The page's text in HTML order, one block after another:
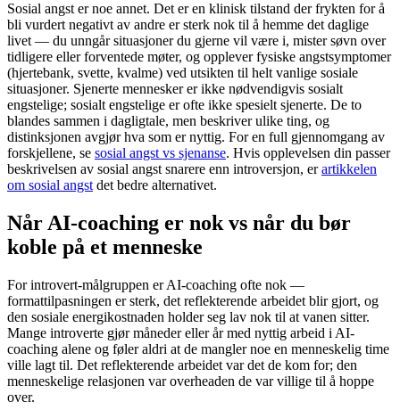
Sosial angst er noe annet. Det er en klinisk tilstand der frykten for å
bli vurdert negativt av andre er sterk nok til å hemme det daglige
livet — du unngår situasjoner du gjerne vil være i, mister søvn over
tidligere eller forventede møter, og opplever fysiske angstsymptomer
(hjertebank, svette, kvalme) ved utsikten til helt vanlige sosiale
situasjoner. Sjenerte mennesker er ikke nødvendigvis sosialt
engstelige; sosialt engstelige er ofte ikke spesielt sjenerte. De to
blandes sammen i dagligtale, men beskriver ulike ting, og
distinksjonen avgjør hva som er nyttig. For en full gjennomgang av
forskjellene, se sosial angst vs sjenanse. Hvis opplevelsen din passer
beskrivelsen av sosial angst snarere enn introversjon, erartikkelen
om sosial angst det bedre alternativet.
Når AI-coaching er nok vs når du bør
koble på et menneske
For introvert-målgruppen er AI-coaching ofte nok —
formattilpasningen er sterk, det reflekterende arbeidet blir gjort, og
den sosiale energikostnaden holder seg lav nok til at vanen sitter.
Mange introverte gjør måneder eller år med nyttig arbeid i AI-
coaching alene og føler aldri at de mangler noe en menneskelig time
ville lagt til. Det reflekterende arbeidet var det de kom for; den
menneskelige relasjonen var overheaden de var villige til å hoppe
over.